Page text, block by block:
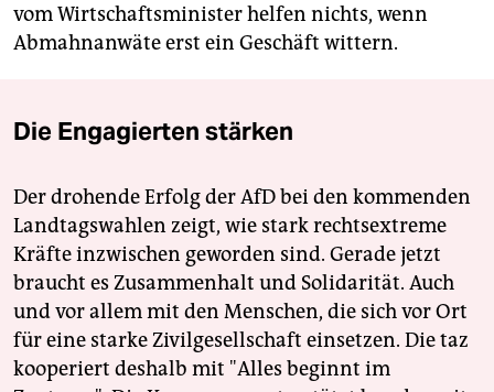
vom Wirtschaftsminister helfen nichts, wenn
Abmahnanwäte erst ein Geschäft wittern.
Die Engagierten stärken
Der drohende Erfolg der AfD bei den kommenden
Landtagswahlen zeigt, wie stark rechtsextreme
Kräfte inzwischen geworden sind. Gerade jetzt
braucht es Zusammenhalt und Solidarität. Auch
und vor allem mit den Menschen, die sich vor Ort
für eine starke Zivilgesellschaft einsetzen. Die taz
kooperiert deshalb mit "Alles beginnt im